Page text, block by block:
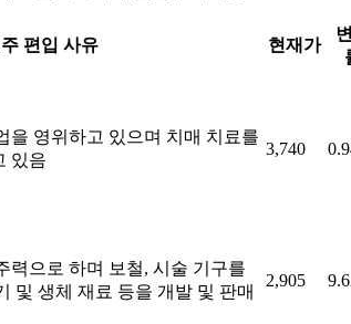
편입 사유 현재가
을 영위하고 있으며 치매 치료를
있음
3,740
력으로 하며 보철, 시술 기구를
및 생체 재료 등을 개발 및 판매
2,905